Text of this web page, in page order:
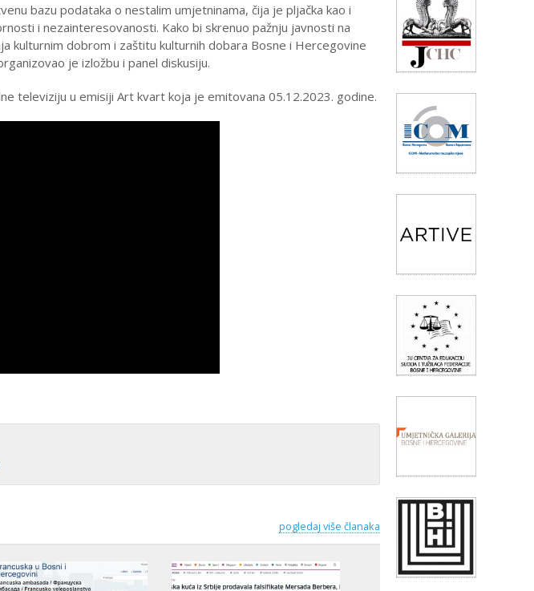
bazu podataka o nestalim umjetninama, čija je pljačka kao i
i nezainteresovanosti. Kako bi skrenuo pažnju javnosti na
kulturnim dobrom i zaštitu kulturnih dobara Bosne i Hercegovine
je izložbu i panel diskusiju.
televiziju u emisiji Art kvart koja je emitovana 05.12.2023. godine.
pogledaj više članaka